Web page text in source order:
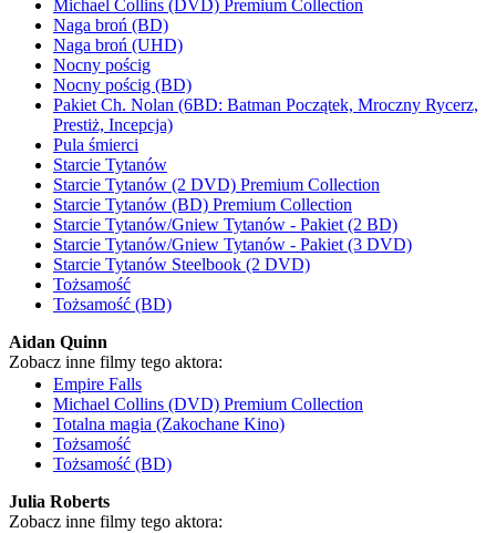
Michael Collins (DVD) Premium Collection
Naga broń (BD)
Naga broń (UHD)
Nocny pościg
Nocny pościg (BD)
Pakiet Ch. Nolan (6BD: Batman Początek, Mroczny Rycerz,
Prestiż, Incepcja)
Pula śmierci
Starcie Tytanów
Starcie Tytanów (2 DVD) Premium Collection
Starcie Tytanów (BD) Premium Collection
Starcie Tytanów/Gniew Tytanów - Pakiet (2 BD)
Starcie Tytanów/Gniew Tytanów - Pakiet (3 DVD)
Starcie Tytanów Steelbook (2 DVD)
Tożsamość
Tożsamość (BD)
Aidan Quinn
Zobacz inne filmy tego aktora:
Empire Falls
Michael Collins (DVD) Premium Collection
Totalna magia (Zakochane Kino)
Tożsamość
Tożsamość (BD)
Julia Roberts
Zobacz inne filmy tego aktora: